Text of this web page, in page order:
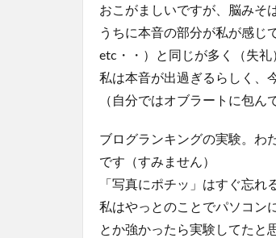
おこがましいですが、脳みそ
うちに本音の部分が私が感じ
etc・・）と同じが多く（失礼
私は本音が出過ぎるらしく、
（自分ではオブラートに包ん
ブログランキングの実験。わ
です（すみません）
「写真にポチッ」はすぐ忘れ
私はやっとのことでパソコン
とか強かったら実験してたと